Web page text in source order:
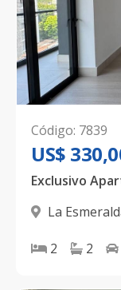
Código: 7839
US$
La
2 2